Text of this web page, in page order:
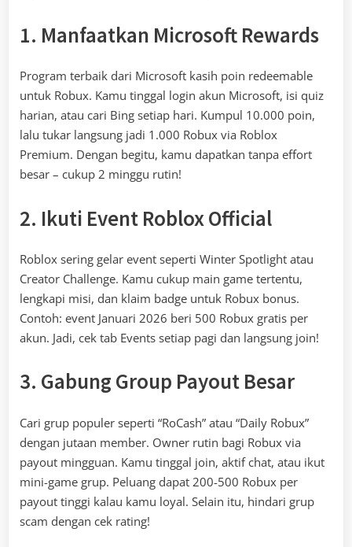
1. Manfaatkan Microsoft Rewards
Program terbaik dari Microsoft kasih poin redeemable
untuk Robux. Kamu tinggal login akun Microsoft, isi quiz
harian, atau cari Bing setiap hari. Kumpul 10.000 poin,
lalu tukar langsung jadi 1.000 Robux via Roblox
Premium. Dengan begitu, kamu dapatkan tanpa effort
besar – cukup 2 minggu rutin!
2. Ikuti Event Roblox Official
Roblox sering gelar event seperti Winter Spotlight atau
Creator Challenge. Kamu cukup main game tertentu,
lengkapi misi, dan klaim badge untuk Robux bonus.
Contoh: event Januari 2026 beri 500 Robux gratis per
akun. Jadi, cek tab Events setiap pagi dan langsung join!
3. Gabung Group Payout Besar
Cari grup populer seperti “RoCash” atau “Daily Robux”
dengan jutaan member. Owner rutin bagi Robux via
payout mingguan. Kamu tinggal join, aktif chat, atau ikut
mini-game grup. Peluang dapat 200-500 Robux per
payout tinggi kalau kamu loyal. Selain itu, hindari grup
scam dengan cek rating!